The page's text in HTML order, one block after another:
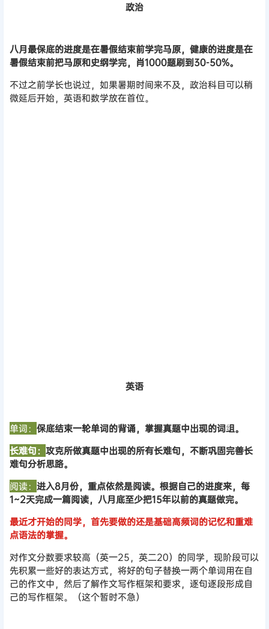
政治
八月最保底的进度是在暑假结束前学完马原，健康的进度是在
暑假结束前把马原和史纲学完，肖1000题刷到30-50%。
不过之前学长也说过，如果暑期时间来不及，政治科目可以稍
微延后开始，英语和数学放在首位。
英语
单词： 保底结束一轮单词的背诵，掌握真题中出现的词组。
长难句： 攻克所做真题中出现的所有长难句，不断巩固完善长
难句分析思路。
阅读： 进入8月份，重点依然是阅读。根据自己的进度来，每
1~2天完成一篇阅读，八月底至少把15年以前的真题做完。
最近才开始的同学，首先要做的还是基础高频词的记忆和重难
点语法的掌握。
对作文分数要求较高（英一25，英二20）的同学，现阶段可以
先积累一些好的表达方式，将好的句子替换一两个单词用在自
己的作文中，然后了解作文写作框架和要求，逐句逐段形成自
己的写作框架。（这个暂时不急）